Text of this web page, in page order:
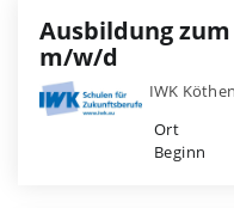
Ausbildung
m/w/d
IWK
Ort
Beginn